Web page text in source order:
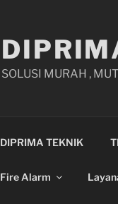
SOLUSI MURAH ,
DIPRIMA TEKNIK
Fire Alarm